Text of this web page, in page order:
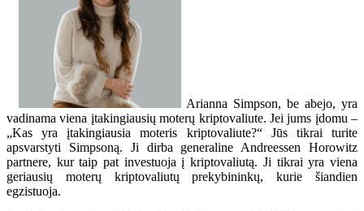
Arianna Simpson, be abejo, yra
vadinama viena įtakingiausių moterų kriptovaliute. Jei jums įdomu –
„Kas yra įtakingiausia moteris kriptovaliute?“ Jūs tikrai turite
apsvarstyti Simpsoną. Ji dirba generaline Andreessen Horowitz
partnere, kur taip pat investuoja į kriptovaliutą. Ji tikrai yra viena
geriausių moterų kriptovaliutų prekybininkų, kurie šiandien
egzistuoja.